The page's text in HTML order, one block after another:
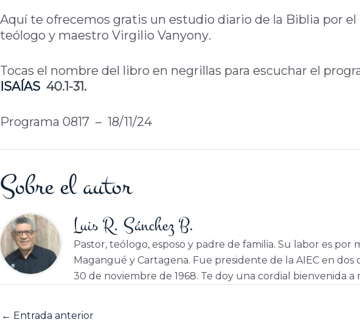
Aquí te ofrecemos gratis un estudio diario de la Biblia por el
teólogo y maestro Virgilio Vanyony.
Tocas el nombre del libro en negrillas para escuchar el
ISAÍAS 40.1-31.
Programa 0817 – 18/11/24
Sobre el autor
Luis R. Sánchez B.
Pastor, teólogo, esposo y padre de familia. Su labor es por
Magangué y Cartagena. Fue presidente de la AIEC en dos
30 de noviembre de 1968. Te doy una cordial bienvenida
← Entrada anterior